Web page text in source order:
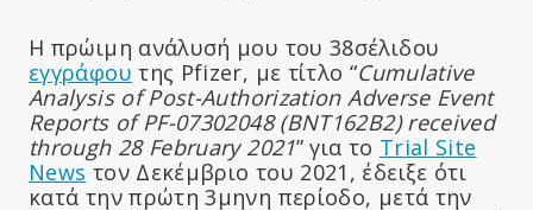
Η πρώιμη ανάλυσή μου του 38σέλιδου
εγγράφου της Pfizer, με τίτλο “Cumulative
Analysis of Post-Authorization Adverse Event
Reports of PF-07302048 (BNT162B2) received
through 28 February 2021” για το Trial Site
News τον Δεκέμβριο του 2021, έδειξε ότι
κατά την πρώτη 3μηνη περίοδο, μετά την